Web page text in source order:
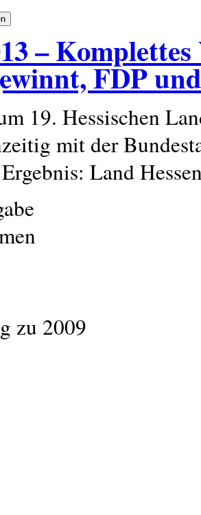
–
FDP
19. Hessischen
mit der
Land
zu 2009